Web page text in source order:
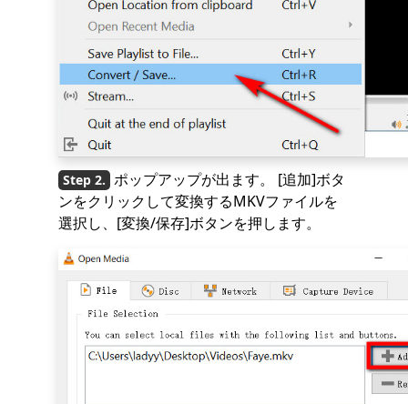
ポップアップが出ます。 [追加]ボタ
ンをクリックして変換するMKVファイルを
選択し、[変換/保存]ボタンを押します。